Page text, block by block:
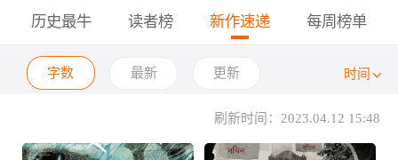
历史最牛 读者榜 新作速递 每周榜单
字数 最新 更新 时间
刷新时间：2023.04.12 15:48